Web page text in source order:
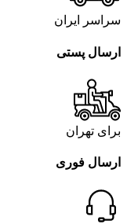
سراسر ایران
ارسال پستی
برای تهران
ارسال فوری